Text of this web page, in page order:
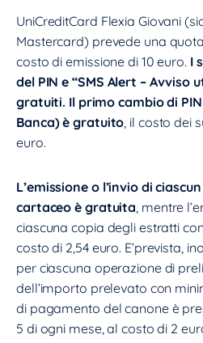
UniCreditCard Flexia Giovani
Mastercard) prevede una
costo di emissione di 10 euro. I
del PIN e “SMS Alert – Avviso
gratuiti. Il primo cambio di
Banca) è gratuito, il costo dei
euro.
L’emissione o l’invio di
cartaceo è gratuita, mentre
ciascuna copia degli estratti
costo di 2,54 euro. E’prevista,
per ciascuna operazione di
dell’importo prelevato con
di pagamento del canone è
5 di ogni mese, al costo di 2